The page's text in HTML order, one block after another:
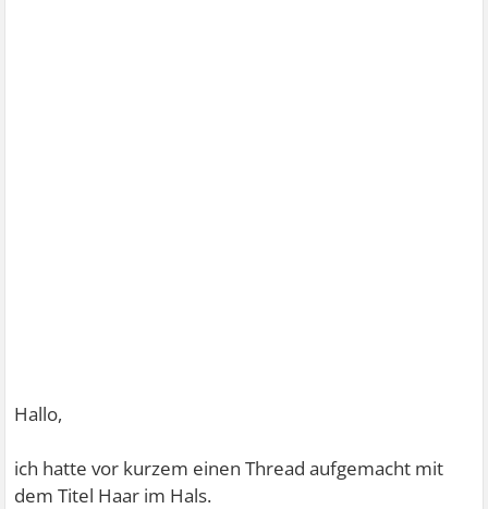
Hallo,
ich hatte vor kurzem einen Thread aufgemacht mit
dem Titel Haar im Hals.